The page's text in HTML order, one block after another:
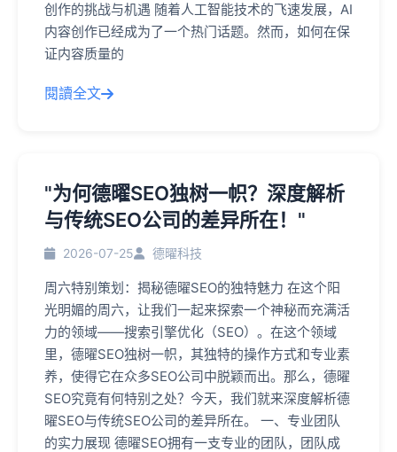
创作的挑战与机遇 随着人工智能技术的飞速发展，AI
内容创作已经成为了一个热门话题。然而，如何在保
证内容质量的
閱讀全文
"为何德曜SEO独树一帜？深度解析
与传统SEO公司的差异所在！"
2026-07-25 德曜科技
周六特别策划：揭秘德曜SEO的独特魅力 在这个阳
光明媚的周六，让我们一起来探索一个神秘而充满活
力的领域——搜索引擎优化（SEO）。在这个领域
里，德曜SEO独树一帜，其独特的操作方式和专业素
养，使得它在众多SEO公司中脱颖而出。那么，德曜
SEO究竟有何特别之处？今天，我们就来深度解析德
曜SEO与传统SEO公司的差异所在。 一、专业团队
的实力展现 德曜SEO拥有一支专业的团队，团队成